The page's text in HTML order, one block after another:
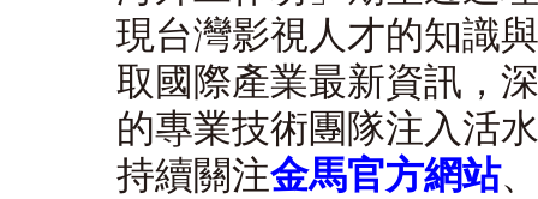
現台灣影視人才的知識
取國際產業最新資訊，
的專業技術團隊注入活
持續關注金馬官方網站、